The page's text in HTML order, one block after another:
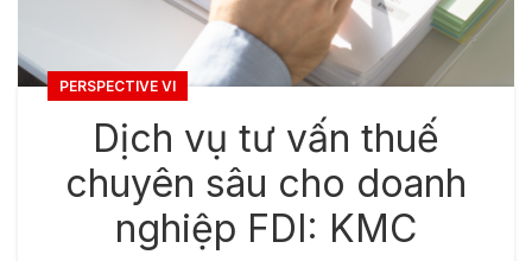
PERSPECTIVE VI
Dịch vụ tư vấn thuế
chuyên sâu cho doanh
nghiệp FDI: KMC